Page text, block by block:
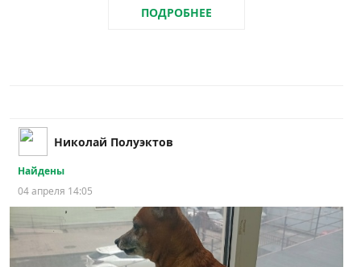
ПОДРОБНЕЕ
Николай Полуэктов
Найдены
04 апреля 14:05